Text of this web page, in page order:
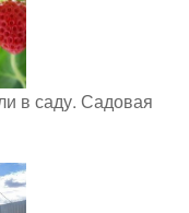
в саду. Садовая